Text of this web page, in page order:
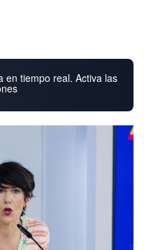
en tiempo real. Activa las